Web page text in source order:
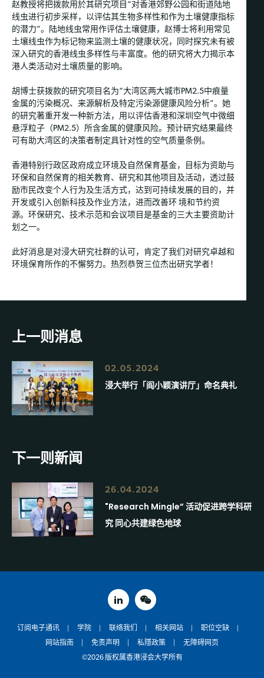
赵教授将把拨款用於其研究项目“对香港郊野公园和街道陆地
线虫进行初步采样，以评估其生物多样性和作为土壤健康指标
的潜力”。陆地线虫常用作评估土壤健康，赵博士将利用常见
土壤线虫作为标记物来监测土壤的健康状况，同时探究未有被
深入研究的香港线虫多样性与丰富度。他的研究将大力揭示本
港人类活动对土壤质量的影响。
胡博士获拨款的研究项目名为“大湾区两大城市PM2.5中痕量
金属的污染概况、来源解析及特定污染源健康风险分析”。她
的研究著重开发一种新方法，用以评估香港和深圳空气中微细
悬浮粒子（PM2.5）所含金属的健康风险。预计研究结果最终
可有助大湾区的决策者制定具针对性的空气质量条例。
香港特别行政区政府成立环境及自然保育基金，目标为资助与
环保和自然保育的相关教育、研究和其他项目及活动，透过鼓
励市民改变个人行为及生活方式，达到可持续发展的目的，并
开发或引入创新科技及作业方法，进而改善环 境和节约资
源。环保研究、技术示范和会议项目是基金的三大主要资助计
划之一。
此好消息是对浸大研究社群的认可，肯定了我们对研究卓越和
环境保育所作的不懈努力。热烈恭贺三位杰出研究学者！
上一则消息
02.05.2024
浸大举行「阎小颖演讲厅」命名典礼
下一则新闻
26.04.2024
"Research Mingle” 活动促进跨学科研
究 同心共建绿色地球
订阅电子通讯 学院 联络我们 相关网站
职位空缺
网站指南
免责声明 私隱政策 无障碍网页
©2026 版权属香港浸会大学所有
linked inweixin